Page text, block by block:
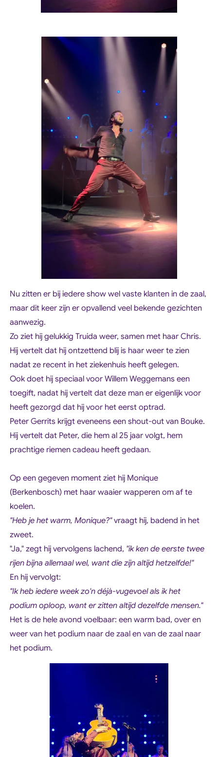
Nu zitten er bij iedere show wel vaste klanten in de zaal,
maar dit keer zijn er opvallend veel bekende gezichten
aanwezig.
Zo ziet hij gelukkig Truida weer, samen met haar Chris.
Hij vertelt dat hij ontzettend blij is haar weer te zien
nadat ze recent in het ziekenhuis heeft gelegen.
Ook doet hij speciaal voor Willem Weggemans een
toegift, nadat hij vertelt dat deze man er eigenlijk voor
heeft gezorgd dat hij voor het eerst optrad.
Peter Gerrits krijgt eveneens een shout-out van Bouke.
Hij vertelt dat Peter, die hem al 25 jaar volgt, hem
prachtige riemen cadeau heeft gedaan.
Op een gegeven moment ziet hij Monique
(Berkenbosch) met haar waaier wapperen om af te
koelen.
"Heb je het warm, Monique?"vraagt hij, badend in het
zweet.
"Ja," zegt hij vervolgens lachend, "ik ken de eerste twee
rijen bijna allemaal wel, want die zijn altijd hetzelfde!"
En hij vervolgt:
"Ik heb iedere week zo'n déjà-vugevoel als ik het
podium oploop, want er zitten altijd dezelfde mensen."
Het is de hele avond voelbaar: een warm bad, over en
weer van het podium naar de zaal en van de zaal naar
het podium.